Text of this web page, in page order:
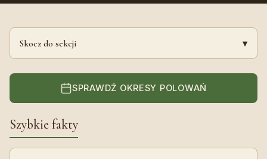
Skocz do sekcji ▾
SPRAWDŹ OKRESY POLOWAŃ
Szybkie fakty